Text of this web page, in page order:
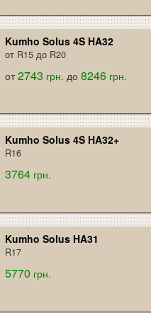
Kumho Solus 4S HA32
от R15 до R20
от2743 грн. до8246 грн.
Kumho Solus 4S HA32+
R16
3764 грн.
Kumho Solus HA31
R17
5770 грн.